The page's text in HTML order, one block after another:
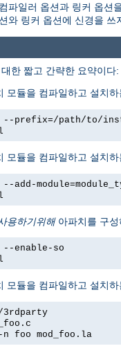
파일러 옵션과 링커 옵션
와 링커 옵션에 신경을
한 짧고 간략한 요약이다:
모듈을 컴파일하고 설치
prefix=/path/to/
모듈을 컴파일하고 설치
용하기위해아파치를 구성
enable-so
모듈을 컴파일하고 설치하
foo mod_foo.la